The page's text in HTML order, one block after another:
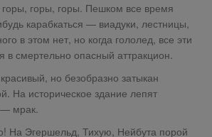
горы, горы. Пешком все время
карабкаться — виадуки, лестницы,
в этом нет, но когда гололед, все эти
в смертельно опасный аттракцион.
но безобразно затыкан
На историческое здание лепят
мрак.
На Эгершельд, Тихую, Нейбута порой